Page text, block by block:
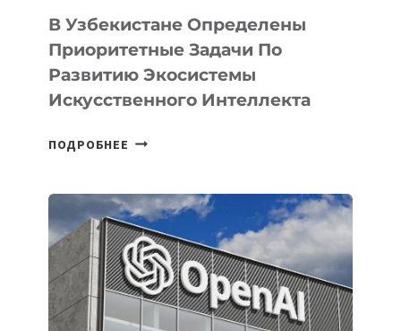
В Узбекистане Определены
Приоритетные Задачи По
Развитию Экосистемы
Искусственного Интеллекта
ПОДРОБНЕЕ В
ПРИОРИТЕТНЫЕ
ЗАДАЧИ
ПО
РАЗВИТИЮ
ЭКОСИСТЕМЫ
ИСКУССТВЕННОГО